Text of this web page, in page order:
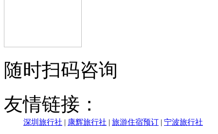
随时扫码咨询
友情链接：
深圳旅行社 | 康辉旅行社 | 旅游住宿预订 | 宁波旅行社